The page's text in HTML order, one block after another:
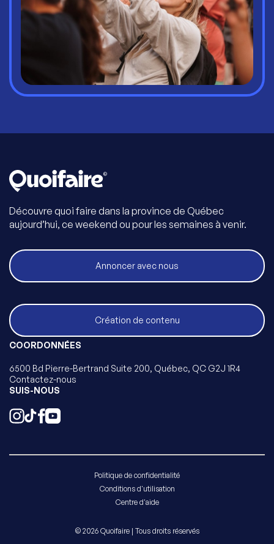
Découvre quoi faire dans la province de Québec
aujourd’hui, ce weekend ou pour les semaines à venir.
Annoncer avec nous
Création de contenu
COORDONNÉES
6500 Bd Pierre-Bertrand Suite 200, Québec, QC G2J 1R4
Contactez-nous
SUIS-NOUS
Politique de confidentialité
Conditions d'utilisation
Centre d'aide
© 2026 Quoifaire | Tous droits réservés